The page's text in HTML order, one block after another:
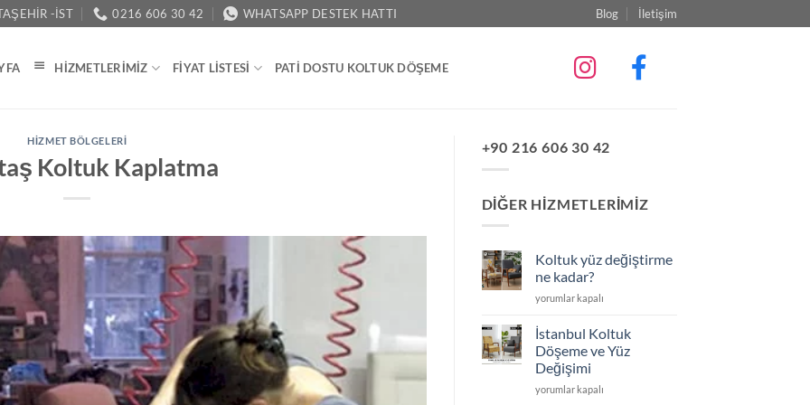
-İST 0216 606 30 42 WHATSAPP DESTEK HATTI Blog İletişim
HIZMETLERIMIZ FIYAT LISTESI PATI DOSTU KOLTUK DÖŞEME
HIZMET BÖLGELERI
Koltuk Kaplatma
+90 216 606 30 42
DIĞER HIZMETLERIMIZ
Koltuk yüz değiştirme
ne kadar?
Koltuk
değiştirme
kadar?
için
yorumlar kapalı
İstanbul Koltuk
Döşeme ve Yüz
Değişimi
İstanbul
yorumlar kapalı